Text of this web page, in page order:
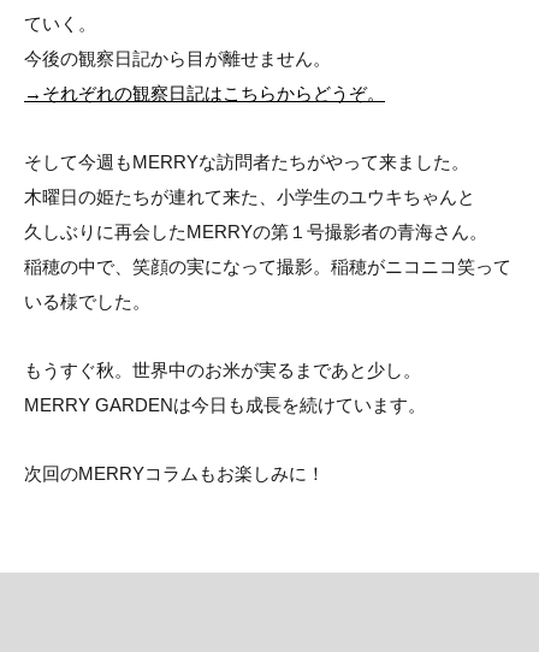
ていく。
今後の観察日記から目が離せません。
→それぞれの観察日記はこちらからどうぞ。
そして今週もMERRYな訪問者たちがやって来ました。
木曜日の姫たちが連れて来た、小学生のユウキちゃんと
久しぶりに再会したMERRYの第１号撮影者の青海さん。
稲穂の中で、笑顔の実になって撮影。稲穂がニコニコ笑って
いる様でした。
もうすぐ秋。世界中のお米が実るまであと少し。
MERRY GARDENは今日も成長を続けています。
次回のMERRYコラムもお楽しみに！